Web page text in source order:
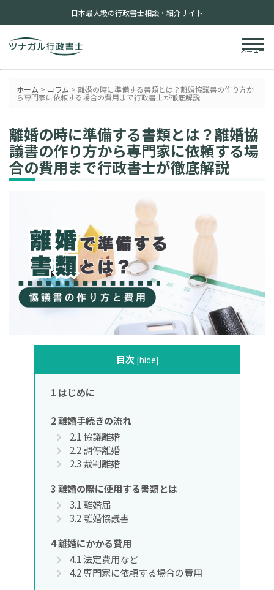
日本最大級の行政書士相談・紹介サイト
メニュー
ホーム > コラム > 離婚の時に準備する書類とは？離婚協議書の作り方か
ら専門家に依頼する場合の費用まで行政書士が徹底解説
離婚の時に準備する書類とは？離婚協
議書の作り方から専門家に依頼する場
合の費用まで行政書士が徹底解説
目次 [hide]
1 はじめに
2離婚手続きの流れ
2.1 協議離婚
2.2調停離婚
2.3裁判離婚
3離婚の際に使用する書類とは
3.1離婚届
3.2離婚協議書
4離婚にかかる費用
4.1法定費用など
4.2専門家に依頼する場合の費用